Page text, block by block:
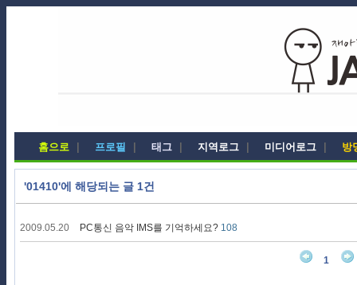
홈으로 프로필 태그 지역로그 미디어로그 방
'01410'에 해당되는 글 1건
2009.05.20 PC통신 음악 IMS를 기억하세요? 108
1